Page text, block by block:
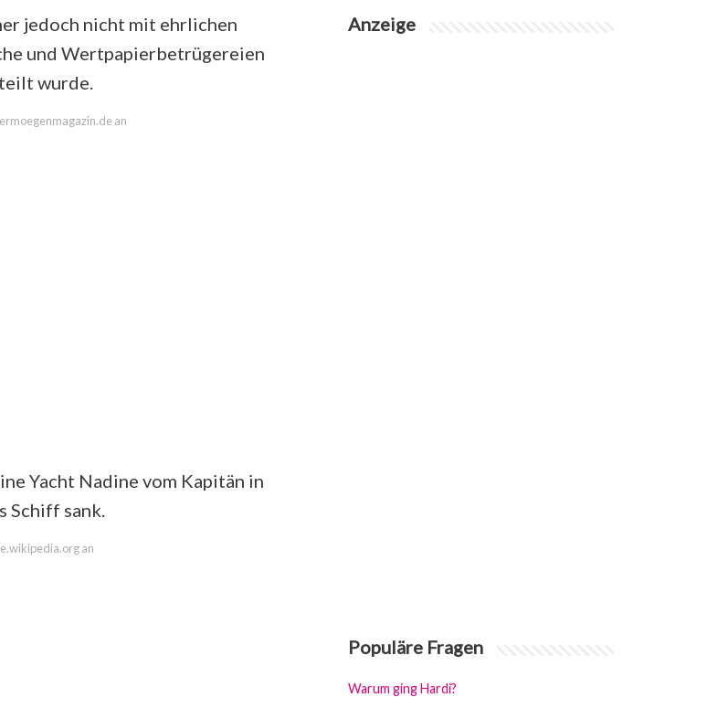
jedoch nicht mit ehrlichen
und Wertpapierbetrügereien
wurde.
an
Yacht Nadine vom Kapitän in
Schiff sank.
an
Anzeige
Populäre Fragen
Warum ging Hardi?